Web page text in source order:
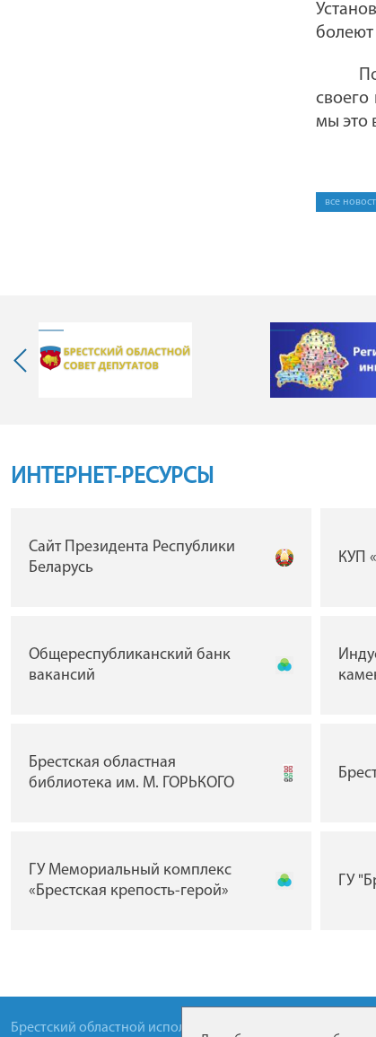
мы это
все
ИНТЕРНЕТ-РЕСУРСЫ
Сайт Президента Республики
Беларусь
КУП
Общереспубликанский банк
вакансий
Брестская областная
библиотека им. М. ГОРЬКОГО
ГУ Мемориальный комплекс
«Брестская крепость-герой»
ГУ
Брестский областной исполнительный комитет